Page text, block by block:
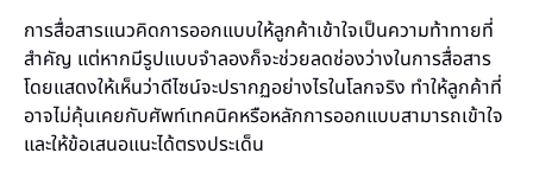
การสื่อสารแนวคิดการออกแบบให้ลูกค้าเข้าใจเป็นความท้าทายที่
สำคัญ แต่หากมีรูปแบบจำลองก็จะช่วยลดช่องว่างในการสื่อสาร
โดยแสดงให้เห็นว่าดีไซน์จะปรากฏอย่างไรในโลกจริง ทำให้ลูกค้าที่
อาจไม่คุ้นเคยกับศัพท์เทคนิคหรือหลักการออกแบบสามารถเข้าใจ
และให้ข้อเสนอแนะได้ตรงประเด็น